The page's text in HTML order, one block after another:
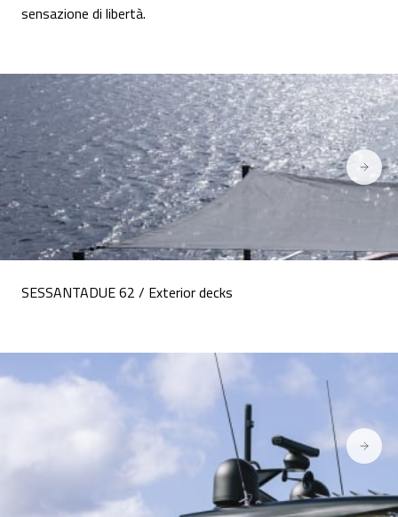
sensazione di libertà.
SESSANTADUE 62 / Exterior decks